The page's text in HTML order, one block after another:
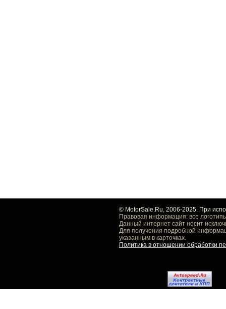
© MotorSale.Ru, 2006-2025. При
Правовая информация: все
Данный интернет сайт носит
Для получения подробной
указанным в карточках.
Политика в отношении обработки